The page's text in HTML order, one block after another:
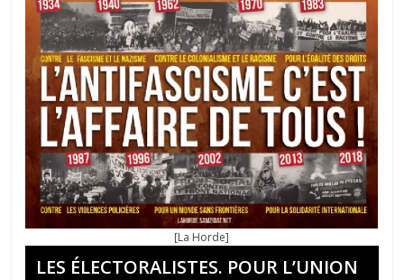
[La Horde]
LES ÉLECTORALISTES. POUR L’UNION